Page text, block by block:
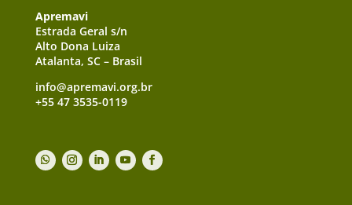
Apremavi
Estrada Geral s/n
Alto Dona Luiza
Atalanta, SC – Brasil
info@apremavi.org.br
+55 47 3535-0119